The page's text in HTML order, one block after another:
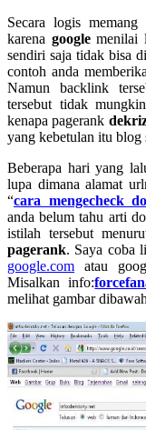
Secara logis
karena googlemenilai
sendiri saja tidak bisa
contoh anda
Namun backlink
tersebut tidak
kenapa pagerank
yang kebetulan itu blog
Beberapa hari yang
lupa dimana alamat
“cara mengecheck
anda belum tahu arti
istilah tersebut
pagerank. Saya coba
google.com atau
Misalkan info:
melihat gambar